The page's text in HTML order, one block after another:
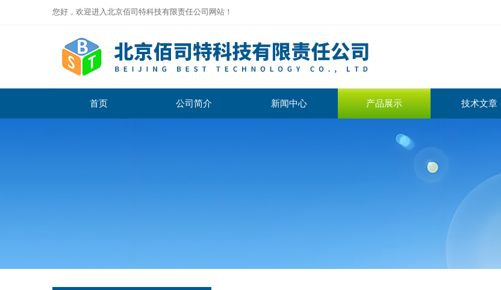
您好，欢迎进入北京佰司特科技有限责任公司网站！
首页 公司简介 新闻中心 产品展示 技术文章